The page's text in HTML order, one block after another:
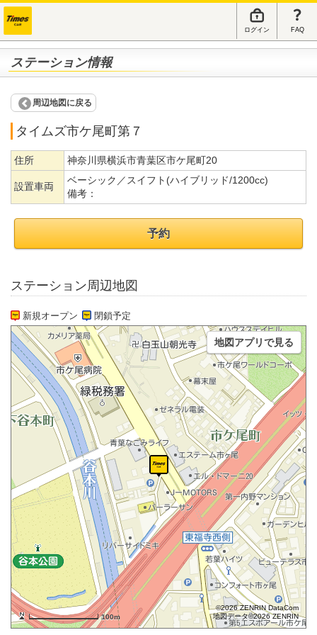
ログイン FAQ
ステーション情報
周辺地図に戻る
タイムズ市ケ尾町第７
住所 神奈川県横浜市青葉区市ケ尾町20
設置車両
ベーシック／スイフト(ハイブリッド/1200cc)
備考：
予約
ステーション周辺地図
新規オープン 閉鎖予定
100m
©2026 ZENRIN DataCom
地図データ©2026 ZENRIN
地図アプリで見る